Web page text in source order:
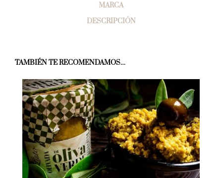
MARCA
DESCRIPCIÓN
TAMBIÉN TE RECOMENDAMOS…